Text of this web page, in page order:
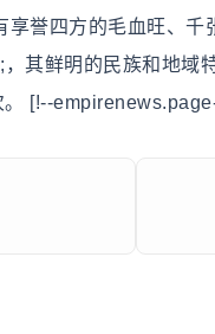
誉四方的毛血旺、
其鲜明的民族和地域
[!--